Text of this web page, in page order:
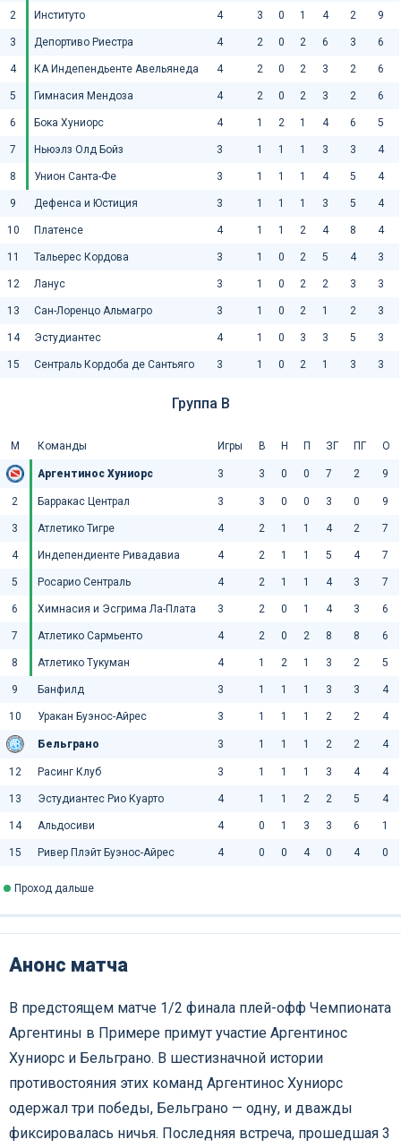
2 Институто 4 3 0 1 4 2 9
3 Депортиво Риестра 4 2 0 2 6 3 6
4 КА Индепендьенте Авельянеда 4 2 0 2 3 2 6
5 Гимнасия Мендоза 4 2 0 2 3 2 6
6 Бока Хуниорс 4 1 2 1 4 6 5
7 Ньюэлз Олд Бойз 3 1 1 1 3 3 4
8 Унион Санта-Фе 3 1 1 1 4 5 4
9 Дефенса и Юстиция 3 1 1 1 3 5 4
10 Платенсе 4 1 1 2 4 8 4
11 Тальерес Кордова 3 1 0 2 5 4 3
12 Ланус 3 1 0 2 2 3 3
13 Сан-Лоренцо Альмагро 3 1 0 2 1 2 3
14 Эстудиантес 4 1 0 3 3 5 3
15 Сентраль Кордоба де Сантьяго 3 1 0 2 1 3 3
Группа B
М Команды Игры В Н П ЗГ ПГ О
Аргентинос Хуниорс 3 3 0 0 7 2 9
2 Барракас Централ 3 3 0 0 3 0 9
3 Атлетико Тигре 4 2 1 1 4 2 7
4 Индепендиенте Ривадавиа 4 2 1 1 5 4 7
5 Росарио Сентраль 4 2 1 1 4 3 7
6 Химнасия и Эсгрима Ла-Плата 3 2 0 1 4 3 6
7 Атлетико Сармьенто 4 2 0 2 8 8 6
8 Атлетико Тукуман 4 1 2 1 3 2 5
9 Банфилд 3 1 1 1 3 3 4
10 Уракан Буэнос-Айрес 3 1 1 1 2 2 4
Бельграно 3 1 1 1 2 2 4
12 Расинг Клуб 3 1 1 1 3 4 4
13 Эстудиантес Рио Куарто 4 1 1 2 2 5 4
14 Альдосиви 4 0 1 3 3 6 1
15 Ривер Плэйт Буэнос-Айрес 4 0 0 4 0 4 0
Проход дальше
Анонс матча
В предстоящем матче 1/2 финала плей-офф Чемпионата
Аргентины в Примере примут участие Аргентинос
Хуниорс и Бельграно. В шестизначной истории
противостояния этих команд Аргентинос Хуниорс
одержал три победы, Бельграно — одну, и дважды
фиксировалась ничья. Последняя встреча, прошедшая 3